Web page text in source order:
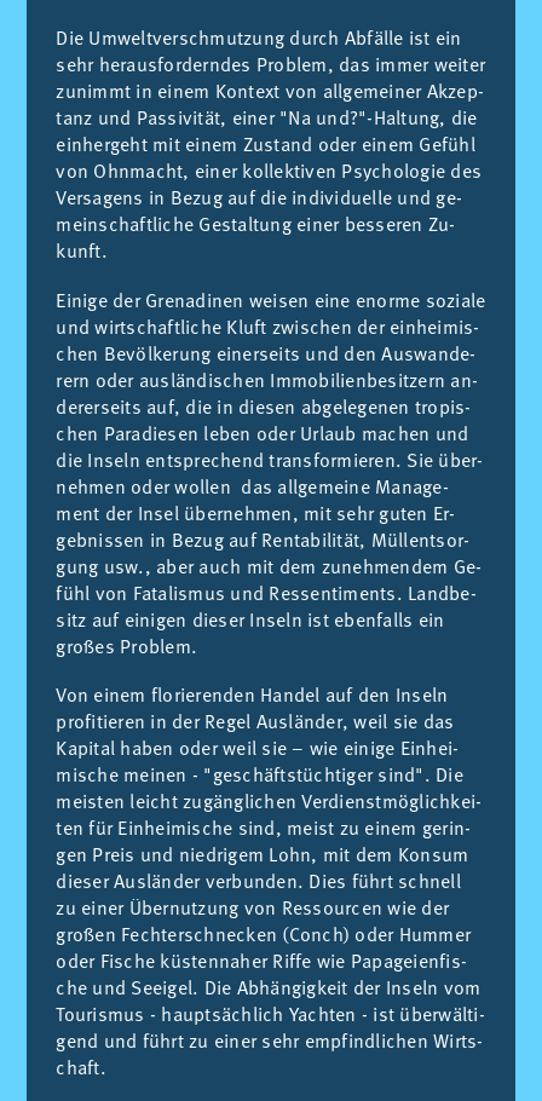
Die Um­welt­vers­ch­mut­zung durch Ab­fä­lle ist ein
sehr he­raus­for­dern­des Pro­blem, das im­mer wei­ter
zu­nimmt in ei­nem Kon­text von all­ge­mei­ner Ak­zep­
tanz und Pas­si­vi­tät, ei­ner "Na und?"-Hal­tung, die
ein­her­geht mit ei­nem Zus­tand oder ei­nem Ge­fühl
von Ohn­ma­cht, ei­ner ko­llek­ti­ven Psy­cho­lo­gie des
Ver­sa­gens in Be­zug auf die in­di­vi­due­lle und ge­
meins­chaftli­che Ges­tal­tung ei­ner bes­se­ren Zu­
kunft.
Ei­ni­ge der Gre­na­di­nen wei­sen eine enor­me so­zia­le
und wir­ts­chaftli­che Kluft zwis­chen der ein­hei­mis­
chen Be­völ­ke­rung ei­ner­seits und den Aus­wan­de­
rern oder aus­län­dis­chen Im­mo­bi­lien­be­sit­zern an­
de­rer­seits auf, die in die­sen ab­ge­le­ge­nen tro­pis­
chen Pa­ra­die­sen le­ben oder Ur­laub ma­chen und
die In­seln en­ts­pre­chend trans­for­mie­ren. Sie über­
neh­men oder wo­llen das all­ge­mei­ne Ma­na­ge­
ment der In­sel über­neh­men, mit sehr gu­ten Er­
geb­nis­sen in Be­zug auf Ren­ta­bi­li­tät, Mü­llen­tsor­
gung usw., aber auch mit dem zu­neh­men­dem Ge­
fühl von Fa­ta­lis­mus und Res­sen­ti­ments. Land­be­
sitz auf ei­ni­gen die­ser In­seln ist eben­fa­lls ein
großes Pro­blem.
Von ei­nem flo­rie­ren­den Han­del auf den In­seln
pro­fi­tie­ren in der Re­gel Aus­län­der, weil sie das
Ka­pi­tal ha­ben oder weil sie – wie ei­ni­ge Ein­hei­
mis­che mei­nen - "ges­chäfts­tü­ch­ti­ger sind". Die
meis­ten lei­cht zu­gän­gli­chen Ver­dienst­mö­gli­ch­kei­
ten für Ein­hei­mis­che sind, meist zu ei­nem ge­rin­
gen Preis und nie­dri­gem Lohn, mit dem Kon­sum
die­ser Aus­län­der ver­bun­den. Dies führt sch­nell
zu ei­ner Über­nut­zung von Res­sour­cen wie der
großen Fe­ch­ters­ch­ne­cken (Conch) oder Hum­mer
oder Fis­che küs­ten­naher Rif­fe wie Pa­pa­geien­fis­
che und Seei­gel. Die Ab­hän­gig­keit der In­seln vom
Tou­ris­mus - haupt­sä­ch­lich Ya­ch­ten - ist über­wäl­ti­
gend und führt zu ei­ner sehr emp­find­li­chen Wir­ts­
chaft.